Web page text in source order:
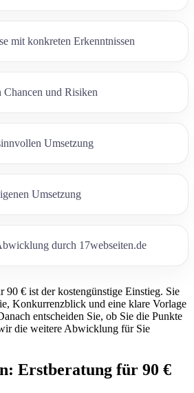
mit konkreten Erkenntnissen
Chancen und Risiken
Umsetzung
Umsetzung
durch 17webseiten.de
90 € ist der kostengünstige Einstieg. Sie
Konkurrenzblick und eine klare Vorlage
entscheiden Sie, ob Sie die Punkte
die weitere Abwicklung für Sie
Erstberatung für 90 €